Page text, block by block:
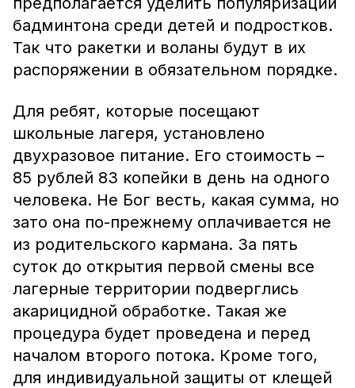
бадминтона среди детей и подростков.
Так что ракетки и воланы будут в их
распоряжении в обязательном порядке.
Для ребят, которые посещают
школьные лагеря, установлено
двухразовое питание. Его стоимость –
85 рублей 83 копейки в день на одного
человека. Не Бог весть, какая сумма, но
зато она по-прежнему оплачивается не
из родительского кармана. За пять
суток до открытия первой смены все
лагерные территории подверглись
акарицидной обработке. Такая же
процедура будет проведена и перед
началом второго потока. Кроме того,
для индивидуальной защиты от клещей